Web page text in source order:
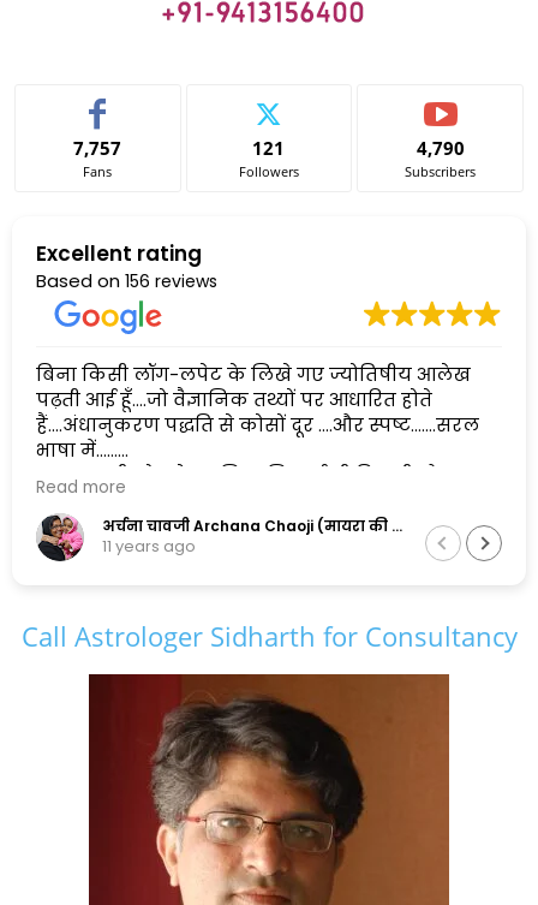
7,757
Fans
121
Followers
4,790
Subscribers
Excellent rating
Based on 156 reviews
बिना किसी लॉग-लपेट के लिखे गए ज्योतिषीय आलेख
पढ़ती आई हूँ....जो वैज्ञानिक तथ्यों पर आधारित होते
हैं....अंधानुकरण पद्धति से कोसों दूर ....और स्पष्ट.......सरल
भाषा में......
एक सुलझी सोच के मालिक सिद्धार्थ जी पिछली और
अगली दोनों पीढ़ियों के सामंजस्य को बनाए रखने में
सफल है,और इसलिए मैं इनकी कायल हूँ.......
Read more
अर्चना चावजी Archana Chaoji (मायरा की नानी)
11 years ago
Call Astrologer Sidharth for Consultancy